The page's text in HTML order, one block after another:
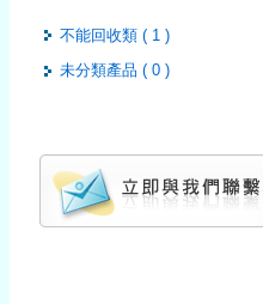
不能回收類 ( 1 )
未分類產品 ( 0 )